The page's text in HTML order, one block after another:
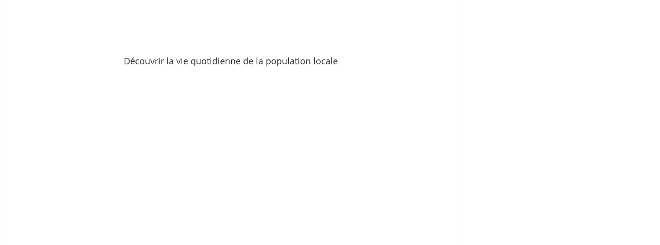
Découvrir la vie quotidienne de la population locale